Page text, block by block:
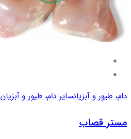
دام، طیور و آبزیانسایر دام، طیور و آبزیان
مستر قصاب